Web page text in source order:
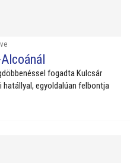
fogadta Kulcsár
egyoldalúan felbontja